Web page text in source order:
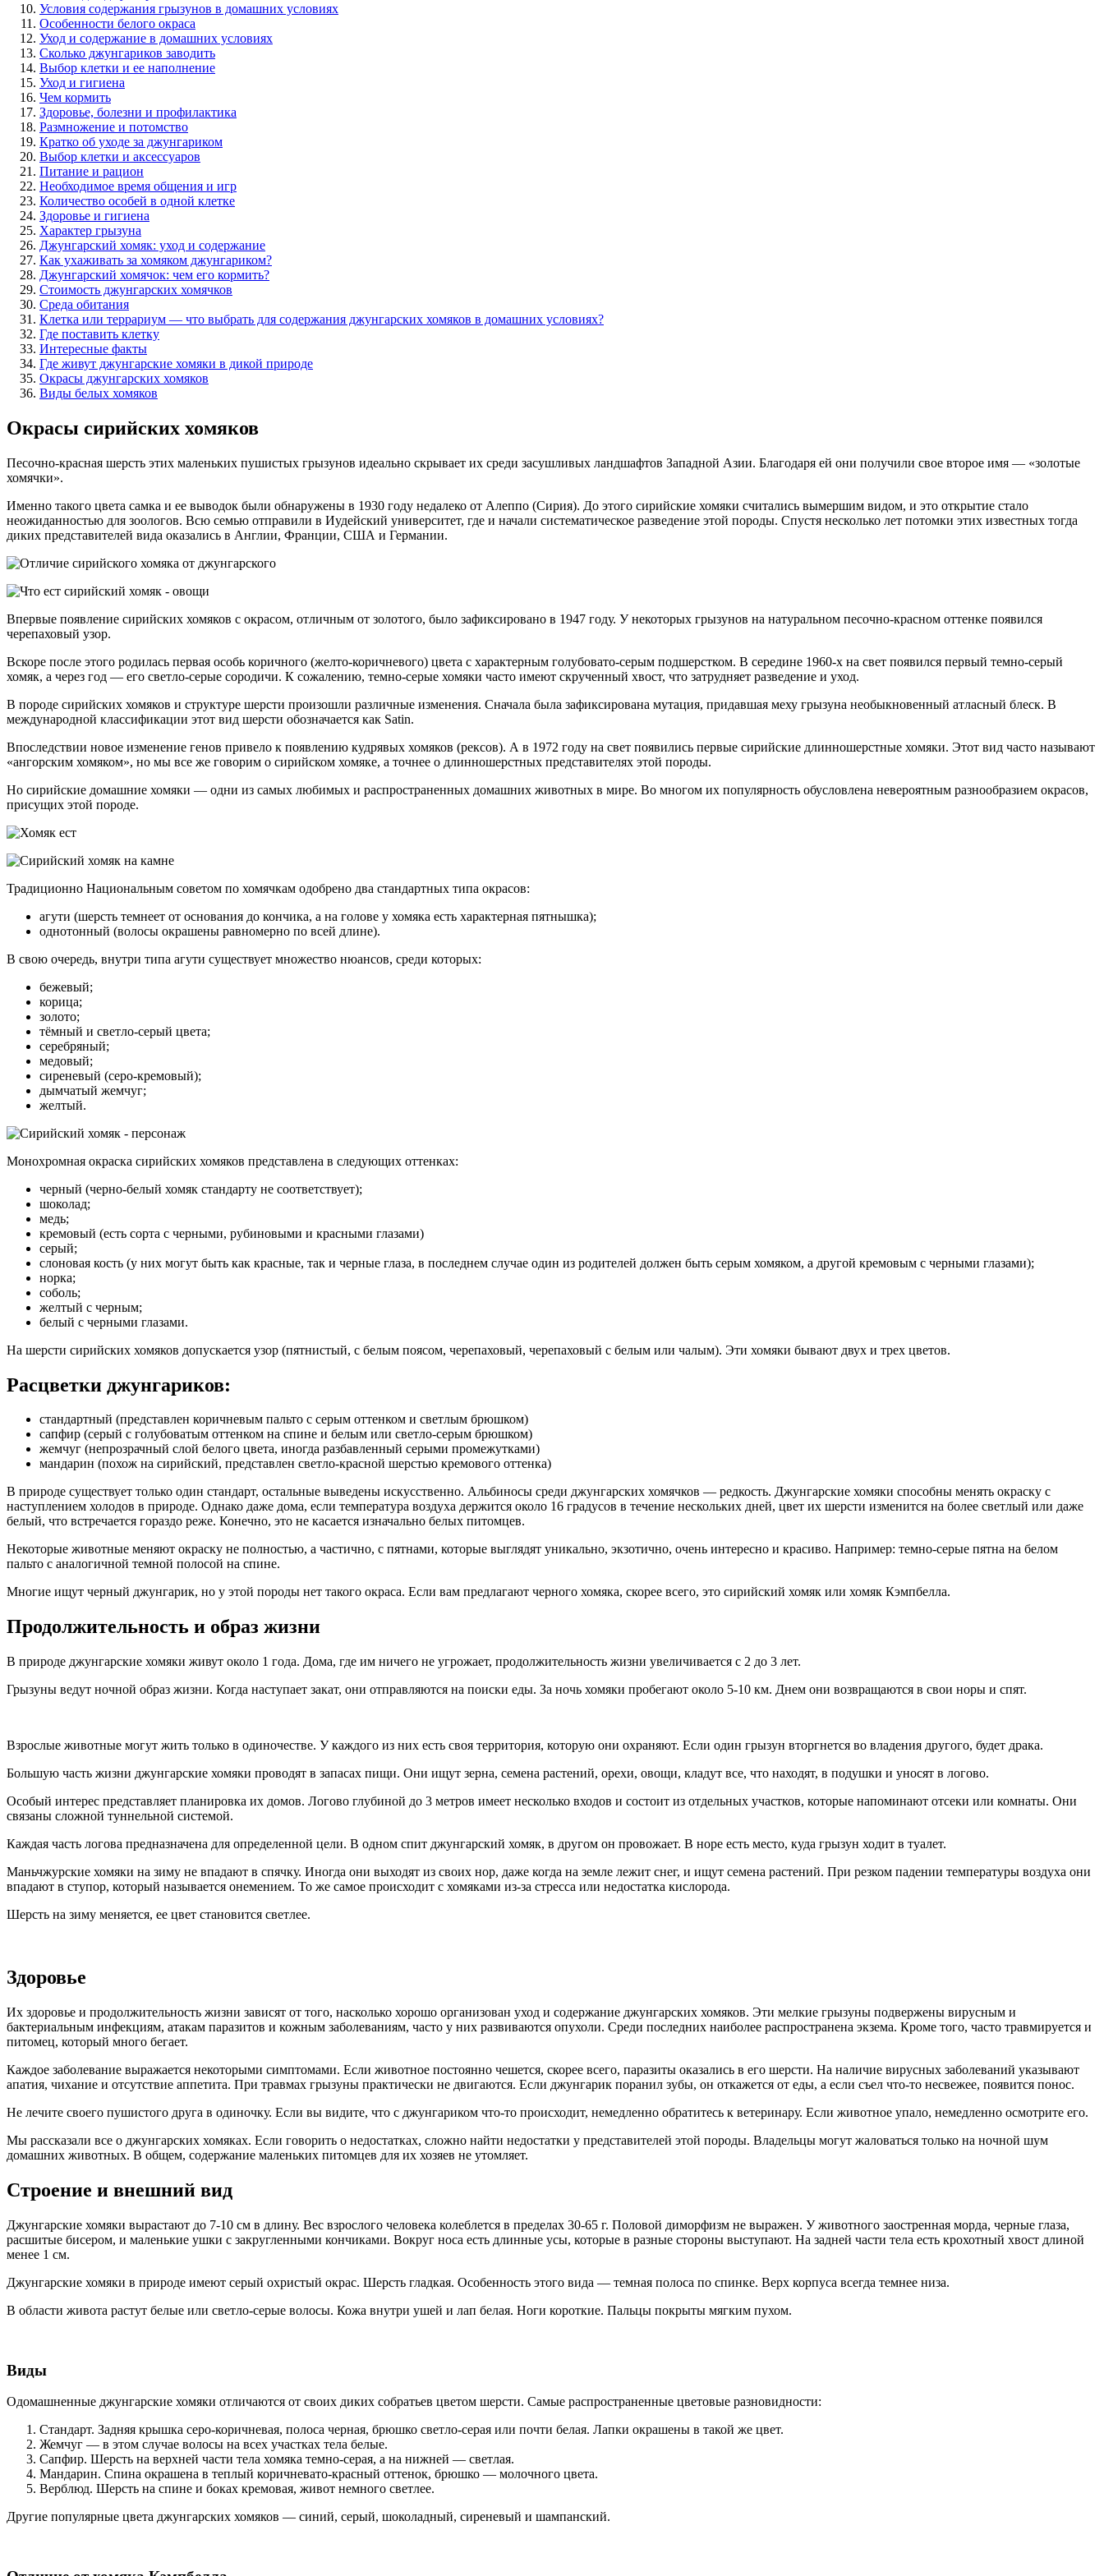
Условия содержания грызунов в домашних условиях
Особенности белого окраса
Уход и содержание в домашних условиях
Сколько джунгариков заводить
Выбор клетки и ее наполнение
Уход и гигиена
Чем кормить
Здоровье, болезни и профилактика
Размножение и потомство
Кратко об уходе за джунгариком
Выбор клетки и аксессуаров
Питание и рацион
Необходимое время общения и игр
Количество особей в одной клетке
Здоровье и гигиена
Характер грызуна
Джунгарский хомяк: уход и содержание
Как ухаживать за хомяком джунгариком?
Джунгарский хомячок: чем его кормить?
Стоимость джунгарских хомячков
Среда обитания
Клетка или террариум — что выбрать для содержания джунгарских хомяков в домашних условиях?
Где поставить клетку
Интересные факты
Где живут джунгарские хомяки в дикой природе
Окрасы джунгарских хомяков
Виды белых хомяков
Окрасы сирийских хомяков
Песочно-красная шерсть этих маленьких пушистых грызунов идеально скрывает их среди засушливых ландшафтов Западной Азии. Благодаря ей они получили свое второе имя — «золотые
хомячки».
Именно такого цвета самка и ее выводок были обнаружены в 1930 году недалеко от Алеппо (Сирия). До этого сирийские хомяки считались вымершим видом, и это открытие стало
неожиданностью для зоологов. Всю семью отправили в Иудейский университет, где и начали систематическое разведение этой породы. Спустя несколько лет потомки этих известных тогда
диких представителей вида оказались в Англии, Франции, США и Германии.
Впервые появление сирийских хомяков с окрасом, отличным от золотого, было зафиксировано в 1947 году. У некоторых грызунов на натуральном песочно-красном оттенке появился
черепаховый узор.
Вскоре после этого родилась первая особь коричного (желто-коричневого) цвета с характерным голубовато-серым подшерстком. В середине 1960-х на свет появился первый темно-серый
хомяк, а через год — его светло-серые сородичи. К сожалению, темно-серые хомяки часто имеют скрученный хвост, что затрудняет разведение и уход.
В породе сирийских хомяков и структуре шерсти произошли различные изменения. Сначала была зафиксирована мутация, придавшая меху грызуна необыкновенный атласный блеск. В
международной классификации этот вид шерсти обозначается как Satin.
Впоследствии новое изменение генов привело к появлению кудрявых хомяков (рексов). А в 1972 году на свет появились первые сирийские длинношерстные хомяки. Этот вид часто называют
«ангорским хомяком», но мы все же говорим о сирийском хомяке, а точнее о длинношерстных представителях этой породы.
Но сирийские домашние хомяки — одни из самых любимых и распространенных домашних животных в мире. Во многом их популярность обусловлена ​​невероятным разнообразием окрасов,
присущих этой породе.
Традиционно Национальным советом по хомячкам одобрено два стандартных типа окрасов:
агути (шерсть темнеет от основания до кончика, а на голове у хомяка есть характерная пятнышка);
однотонный (волосы окрашены равномерно по всей длине).
В свою очередь, внутри типа агути существует множество нюансов, среди которых:
бежевый;
корица;
золото;
тёмный и светло-серый цвета;
серебряный;
медовый;
сиреневый (серо-кремовый);
дымчатый жемчуг;
желтый.
Монохромная окраска сирийских хомяков представлена ​​в следующих оттенках:
черный (черно-белый хомяк стандарту не соответствует);
шоколад;
медь;
кремовый (есть сорта с черными, рубиновыми и красными глазами)
серый;
слоновая кость (у них могут быть как красные, так и черные глаза, в последнем случае один из родителей должен быть серым хомяком, а другой кремовым с черными глазами);
норка;
соболь;
желтый с черным;
белый с черными глазами.
На шерсти сирийских хомяков допускается узор (пятнистый, с белым поясом, черепаховый, черепаховый с белым или чалым). Эти хомяки бывают двух и трех цветов.
Расцветки джунгариков:
стандартный (представлен коричневым пальто с серым оттенком и светлым брюшком)
сапфир (серый с голубоватым оттенком на спине и белым или светло-серым брюшком)
жемчуг (непрозрачный слой белого цвета, иногда разбавленный серыми промежутками)
мандарин (похож на сирийский, представлен светло-красной шерстью кремового оттенка)
В природе существует только один стандарт, остальные выведены искусственно. Альбиносы среди джунгарских хомячков — редкость. Джунгарские хомяки способны менять окраску с
наступлением холодов в природе. Однако даже дома, если температура воздуха держится около 16 градусов в течение нескольких дней, цвет их шерсти изменится на более светлый или даже
белый, что встречается гораздо реже. Конечно, это не касается изначально белых питомцев.
Некоторые животные меняют окраску не полностью, а частично, с пятнами, которые выглядят уникально, экзотично, очень интересно и красиво. Например: темно-серые пятна на белом
пальто с аналогичной темной полосой на спине.
Многие ищут черный джунгарик, но у этой породы нет такого окраса. Если вам предлагают черного хомяка, скорее всего, это сирийский хомяк или хомяк Кэмпбелла.
Продолжительность и образ жизни
В природе джунгарские хомяки живут около 1 года. Дома, где им ничего не угрожает, продолжительность жизни увеличивается с 2 до 3 лет.
Грызуны ведут ночной образ жизни. Когда наступает закат, они отправляются на поиски еды. За ночь хомяки пробегают около 5-10 км. Днем они возвращаются в свои норы и спят.
Взрослые животные могут жить только в одиночестве. У каждого из них есть своя территория, которую они охраняют. Если один грызун вторгнется во владения другого, будет драка.
Большую часть жизни джунгарские хомяки проводят в запасах пищи. Они ищут зерна, семена растений, орехи, овощи, кладут все, что находят, в подушки и уносят в логово.
Особый интерес представляет планировка их домов. Логово глубиной до 3 метров имеет несколько входов и состоит из отдельных участков, которые напоминают отсеки или комнаты. Они
связаны сложной туннельной системой.
Каждая часть логова предназначена для определенной цели. В одном спит джунгарский хомяк, в другом он провожает. В норе есть место, куда грызун ходит в туалет.
Маньчжурские хомяки на зиму не впадают в спячку. Иногда они выходят из своих нор, даже когда на земле лежит снег, и ищут семена растений. При резком падении температуры воздуха они
впадают в ступор, который называется онемением. То же самое происходит с хомяками из-за стресса или недостатка кислорода.
Шерсть на зиму меняется, ее цвет становится светлее.
Здоровье
Их здоровье и продолжительность жизни зависят от того, насколько хорошо организован уход и содержание джунгарских хомяков. Эти мелкие грызуны подвержены вирусным и
бактериальным инфекциям, атакам паразитов и кожным заболеваниям, часто у них развиваются опухоли. Среди последних наиболее распространена экзема. Кроме того, часто травмируется и
питомец, который много бегает.
Каждое заболевание выражается некоторыми симптомами. Если животное постоянно чешется, скорее всего, паразиты оказались в его шерсти. На наличие вирусных заболеваний указывают
апатия, чихание и отсутствие аппетита. При травмах грызуны практически не двигаются. Если джунгарик поранил зубы, он откажется от еды, а если съел что-то несвежее, появится понос.
Не лечите своего пушистого друга в одиночку. Если вы видите, что с джунгариком что-то происходит, немедленно обратитесь к ветеринару. Если животное упало, немедленно осмотрите его.
Мы рассказали все о джунгарских хомяках. Если говорить о недостатках, сложно найти недостатки у представителей этой породы. Владельцы могут жаловаться только на ночной шум
домашних животных. В общем, содержание маленьких питомцев для их хозяев не утомляет.
Строение и внешний вид
Джунгарские хомяки вырастают до 7-10 см в длину. Вес взрослого человека колеблется в пределах 30-65 г. Половой диморфизм не выражен. У животного заостренная морда, черные глаза,
расшитые бисером, и маленькие ушки с закругленными кончиками. Вокруг носа есть длинные усы, которые в разные стороны выступают. На задней части тела есть крохотный хвост длиной
менее 1 см.
Джунгарские хомяки в природе имеют серый охристый окрас. Шерсть гладкая. Особенность этого вида — темная полоса по спинке. Верх корпуса всегда темнее низа.
В области живота растут белые или светло-серые волосы. Кожа внутри ушей и лап белая. Ноги короткие. Пальцы покрыты мягким пухом.
Виды
Одомашненные джунгарские хомяки отличаются от своих диких собратьев цветом шерсти. Самые распространенные цветовые разновидности:
Стандарт. Задняя крышка серо-коричневая, полоса черная, брюшко светло-серая или почти белая. Лапки окрашены в такой же цвет.
Жемчуг — в этом случае волосы на всех участках тела белые.
Сапфир. Шерсть на верхней части тела хомяка темно-серая, а на нижней — светлая.
Мандарин. Спина окрашена в теплый коричневато-красный оттенок, брюшко — молочного цвета.
Верблюд. Шерсть на спине и боках кремовая, живот немного светлее.
Другие популярные цвета джунгарских хомяков — синий, серый, шоколадный, сиреневый и шампанский.